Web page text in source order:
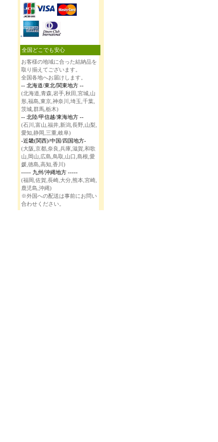
全国どこでも安心
お客様の地域に合った結納品を
取り揃えてございます。
全国各地へお届けします。
-- 北海道/東北/関東地方 --
(北海道,青森,岩手,秋田,宮城,山
形,福島,東京,神奈川,埼玉,千葉,
茨城,群馬,栃木)
-- 北陸/甲信越/東海地方 --
(石川,富山,福井,新潟,長野,山梨,
愛知,静岡,三重,岐阜)
-近畿(関西)/中国/四国地方-
(大阪,京都,奈良,兵庫,滋賀,和歌
山,岡山,広島,鳥取,山口,島根,愛
媛,徳島,高知,香川)
----- 九州/沖縄地方 -----
(福岡,佐賀,長崎,大分,熊本,宮崎,
鹿児島,沖縄)
※外国への配送は事前にお問い
合わせください。